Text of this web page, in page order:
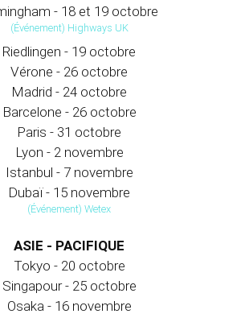
- 18 et 19 octobre
(Événement) Highways UK
Riedlingen - 19 octobre
Vérone - 26 octobre
Madrid - 24 octobre
Barcelone - 26 octobre
Paris - 31 octobre
Lyon - 2 novembre
Istanbul - 7 novembre
Dubaï - 15 novembre
(Événement) Wetex
ASIE - PACIFIQUE
Tokyo - 20 octobre
Singapour - 25 octobre
Osaka - 16 novembre